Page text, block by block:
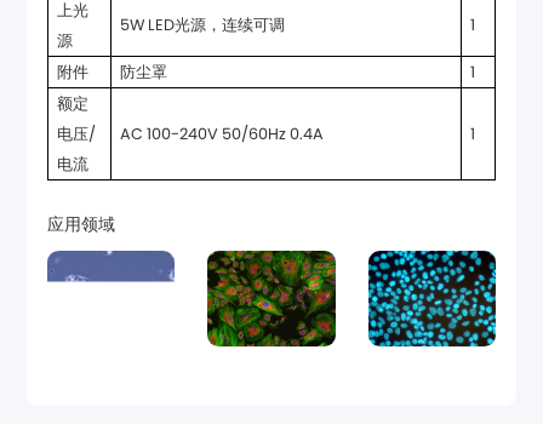
源
5W LED光源，连续可调 1
附件 防尘罩 1
电流
AC 100-240V 50/60Hz 0.4A 1
应用领域